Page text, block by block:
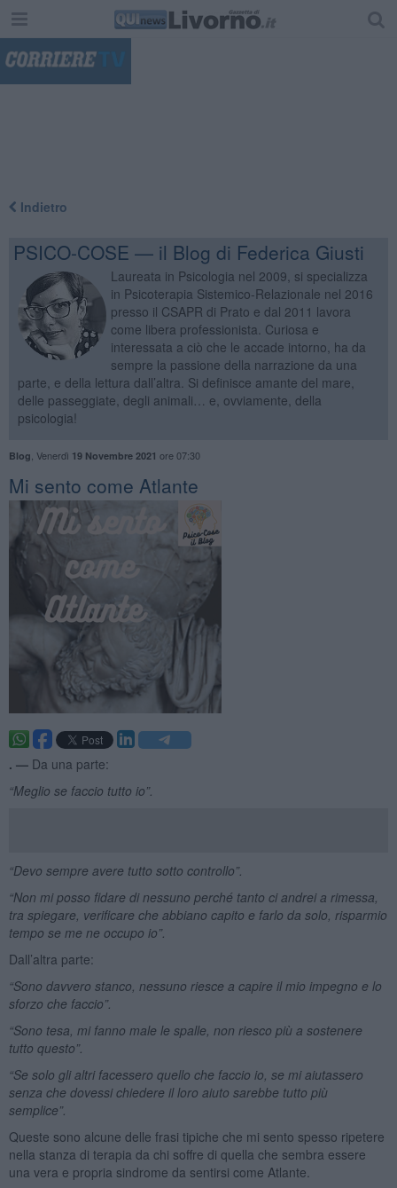
Indietro
PSICO-COSE — il Blog di Federica Giusti
Laureata in Psicologia nel 2009, si specializza
in Psicoterapia Sistemico-Relazionale nel 2016
presso il CSAPR di Prato e dal 2011 lavora
come libera professionista. Curiosa e
interessata a ciò che le accade intorno, ha da
sempre la passione della narrazione da una
parte, e della lettura dall’altra. Si definisce amante del mare,
delle passeggiate, degli animali… e, ovviamente, della
psicologia!
Blog Venerdì 19 Novembre 2021 ore 07:30
​Mi sento come Atlante
. — Da una parte:
“Meglio se faccio tutto io”.
“Devo sempre avere tutto sotto controllo”.
“Non mi posso fidare di nessuno perché tanto ci andrei a rimessa,
tra spiegare, verificare che abbiano capito e farlo da solo, risparmio
tempo se me ne occupo io”.
Dall’altra parte:
“Sono davvero stanco, nessuno riesce a capire il mio impegno e lo
sforzo che faccio”.
“Sono tesa, mi fanno male le spalle, non riesco più a sostenere
tutto questo”.
“Se solo gli altri facessero quello che faccio io, se mi aiutassero
senza che dovessi chiedere il loro aiuto sarebbe tutto più
semplice”.
Queste sono alcune delle frasi tipiche che mi sento spesso ripetere
nella stanza di terapia da chi soffre di quella che sembra essere
una vera e propria sindrome da sentirsi come Atlante.